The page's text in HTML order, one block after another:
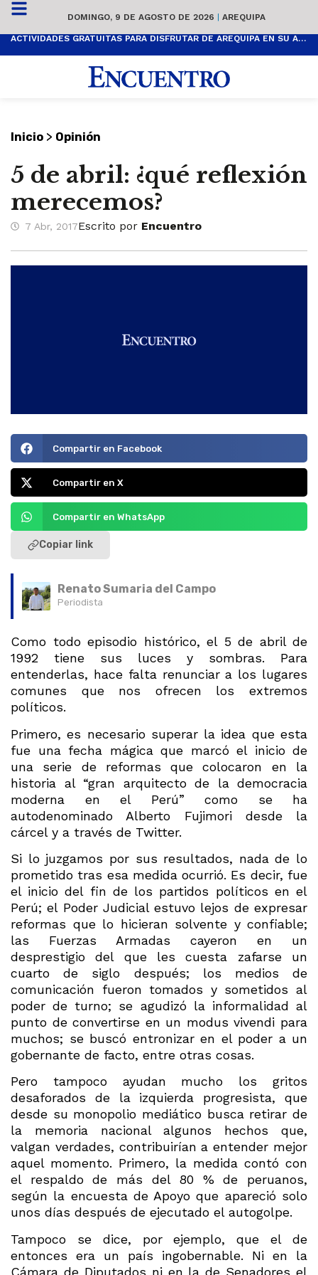
DOMINGO, 9 DE AGOSTO DE 2026 | AREQUIPA
ACTIVIDADES GRATUITAS PARA DISFRUTAR DE AREQUIPA EN SU ANIVERSARIO
Inicio > Opinión
5 de abril: ¿qué reflexión
merecemos?
7 Abr, 2017Escrito por Encuentro
Compartir en Facebook
Compartir en X
Compartir en WhatsApp
Copiar link
Renato Sumaria del Campo
Periodista
Como todo episodio histórico, el 5 de abril de
1992 tiene sus luces y sombras. Para
entenderlas, hace falta renunciar a los lugares
comunes que nos ofrecen los extremos
políticos.
Primero, es necesario superar la idea que esta
fue una fecha mágica que marcó el inicio de
una serie de reformas que colocaron en la
historia al “gran arquitecto de la democracia
moderna en el Perú” como se ha
autodenominado Alberto Fujimori desde la
cárcel y a través de Twitter.
Si lo juzgamos por sus resultados, nada de lo
prometido tras esa medida ocurrió. Es decir, fue
el inicio del fin de los partidos políticos en el
Perú; el Poder Judicial estuvo lejos de expresar
reformas que lo hicieran solvente y confiable;
las Fuerzas Armadas cayeron en un
desprestigio del que les cuesta zafarse un
cuarto de siglo después; los medios de
comunicación fueron tomados y sometidos al
poder de turno; se agudizó la informalidad al
punto de convertirse en un modus vivendi para
muchos; se buscó entronizar en el poder a un
gobernante de facto, entre otras cosas.
Pero tampoco ayudan mucho los gritos
desaforados de la izquierda progresista, que
desde su monopolio mediático busca retirar de
la memoria nacional algunos hechos que,
valgan verdades, contribuirían a entender mejor
aquel momento. Primero, la medida contó con
el respaldo de más del 80 % de peruanos,
según la encuesta de Apoyo que apareció solo
unos días después de ejecutado el autogolpe.
Tampoco se dice, por ejemplo, que el de
entonces era un país ingobernable. Ni en la
Cámara de Diputados ni en la de Senadores el